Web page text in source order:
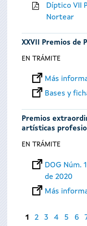
Díptico VII
Nortear
XXVII Premios de
EN TRÁMITE
Más
Bases y
Premios
artísticas
EN TRÁMITE
DOG Núm.
de 2020
Más
Páginas
1 2 3 4 5 6